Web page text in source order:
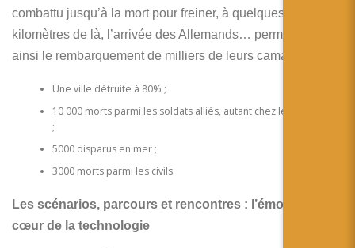
combattu jusqu’à la mort pour freiner, à quelques
kilomètres de là, l’arrivée des Allemands… permettant
ainsi le rembarquement de milliers de leurs camarades.
Une ville détruite à 80% ;
10 000 morts parmi les soldats alliés, autant chez les allemands
;
5000 disparus en mer ;
3000 morts parmi les civils.
Les scénarios, parcours et rencontres : l’émotion au
cœur de la technologie